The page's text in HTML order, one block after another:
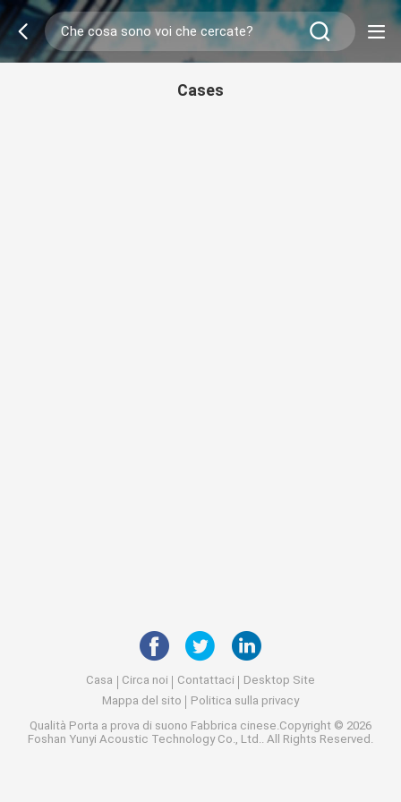
Cases
Casa Circa noi Contattaci
Desktop Site
Mappa del sito
Politica sulla privacy
Qualità Porta a prova di suono Fabbrica cinese.Copyright © 2026
Foshan Yunyi Acoustic Technology Co., Ltd.. All Rights Reserved.